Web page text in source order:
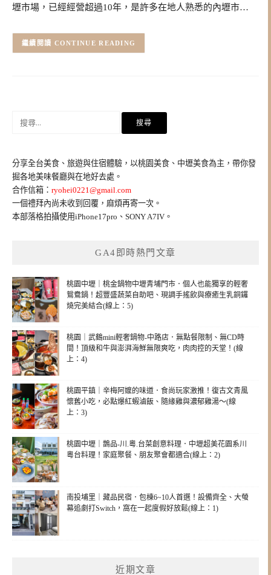
壢市場，已經經營超過10年，是許多在地人熟悉的內壢市…
CONTINUE READING
字:
分享全台美食、旅遊與住宿體驗，以桃園美食、中壢美食為主，帶你發
掘各地美味餐廳與在地好去處。
合作信箱： ryohei0221@gmail.com
一個禮拜內尚未收到回覆，麻煩再寄一次。
本部落格拍攝使用iPhone17pro、SONY A7IV。
GA4即時熱門文章
桃園中壢｜桃金鍋物中壢青埔門市．個人也能獨享的輕奢
鴛鴦鍋！超豐盛蔬菜自助吧、現調手搖飲與療癒生乳銅鑼
燒完美結合(線上：5)
桃園｜武鶴mini輕奢鍋物-中路店．無點餐限制、無CD時
間！頂級和牛與澎湃海鮮無限爽吃，肉肉控的天堂！(線
上：4)
桃園平鎮｜辛梅阿嬤的味道．食尚玩家激推！復古文青風
懷舊小吃，必點爆紅蝦滷飯、隨緣雞與濃郁雞湯～(線
上：3)
桃園中壢｜鵲品-川.粵.台菜創意料理．中壢超美花園系川
粵台料理！家庭聚餐、朋友聚會都適合(線上：2)
南投埔里｜藏品民宿．包棟6~10人首選！設備齊全、大螢
幕追劇打Switch，窩在一起度假好放鬆(線上：1)
近期文章